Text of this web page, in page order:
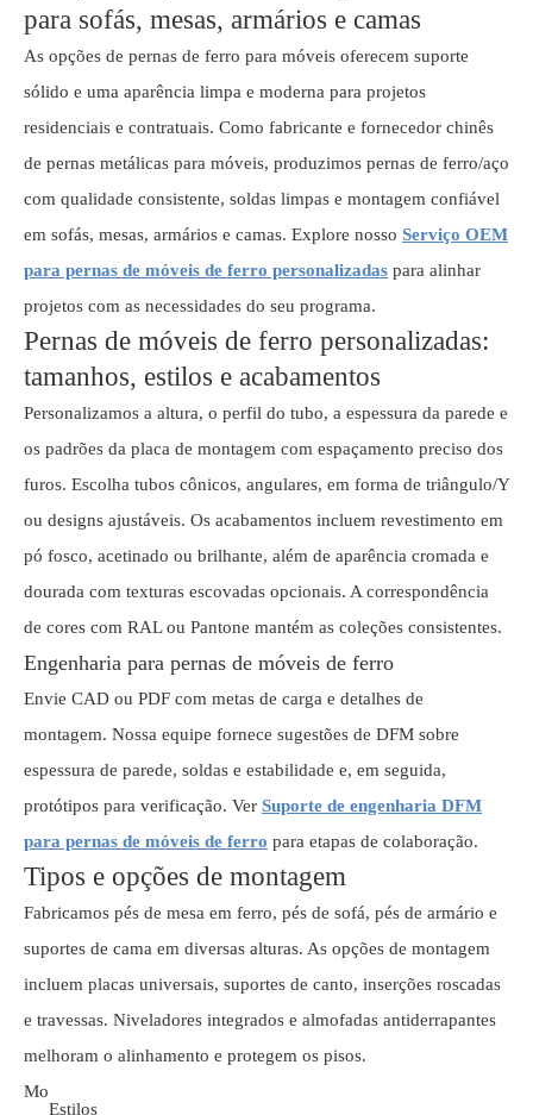
para sofás, mesas, armários e camas
As opções de pernas de ferro para móveis oferecem suporte
sólido e uma aparência limpa e moderna para projetos
residenciais e contratuais. Como fabricante e fornecedor chinês
de pernas metálicas para móveis, produzimos pernas de ferro/aço
com qualidade consistente, soldas limpas e montagem confiável
em sofás, mesas, armários e camas. Explore nosso Serviço OEM
para pernas de móveis de ferro personalizadas para alinhar
projetos com as necessidades do seu programa.
Pernas de móveis de ferro personalizadas:
tamanhos, estilos e acabamentos
Personalizamos a altura, o perfil do tubo, a espessura da parede e
os padrões da placa de montagem com espaçamento preciso dos
furos. Escolha tubos cônicos, angulares, em forma de triângulo/Y
ou designs ajustáveis. Os acabamentos incluem revestimento em
pó fosco, acetinado ou brilhante, além de aparência cromada e
dourada com texturas escovadas opcionais. A correspondência
de cores com RAL ou Pantone mantém as coleções consistentes.
Engenharia para pernas de móveis de ferro
Envie CAD ou PDF com metas de carga e detalhes de
montagem. Nossa equipe fornece sugestões de DFM sobre
espessura de parede, soldas e estabilidade e, em seguida,
protótipos para verificação. Ver Suporte de engenharia DFM
para pernas de móveis de ferro para etapas de colaboração.
Tipos e opções de montagem
Fabricamos pés de mesa em ferro, pés de sofá, pés de armário e
suportes de cama em diversas alturas. As opções de montagem
incluem placas universais, suportes de canto, inserções roscadas
e travessas. Niveladores integrados e almofadas antiderrapantes
melhoram o alinhamento e protegem os pisos.
Mo
Estilos